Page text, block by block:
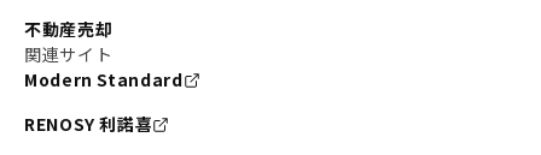
不動産売却
関連サイト
Modern Standard
RENOSY 利諾喜